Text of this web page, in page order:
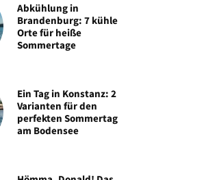
Abkühlung in
Brandenburg: 7 kühle
Orte für heiße
Sommertage
Ein Tag in Konstanz: 2
Varianten für den
perfekten Sommertag
am Bodensee